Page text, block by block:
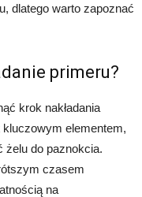
dlatego warto zapoznać
primeru?
krok nakładania
elementem,
żelu do paznokcia.
czasem
na